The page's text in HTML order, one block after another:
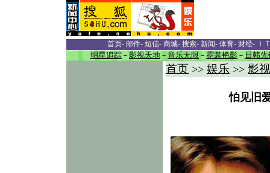
首页- 邮件- 短信- 商城- 搜索- 新闻- 体育- 财经- Ｉ
明星追踪 － 影视天地 － 音乐无限 － 霓裳艳影 － 日韩先
首页 >> 娱乐 >> 影
怕见旧